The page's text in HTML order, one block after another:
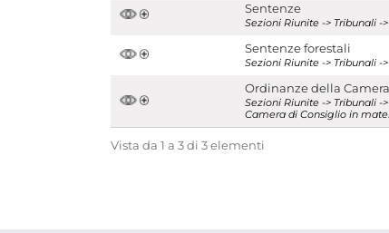
Sentenze
Sezioni Riunite -> Tribunali -
Sentenze forestali
Sezioni Riunite -> Tribunali -
Ordinanze della
Sezioni Riunite -> Tribunali -
Camera di Consiglio in
Vista da 1 a 3 di 3 elementi